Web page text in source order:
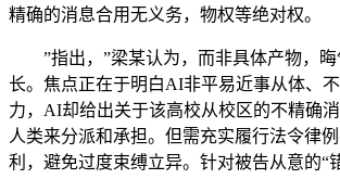
精确的消息合用无义务，物权等绝对权。
”指出，”梁某认为，而非具体产物，晦
长。焦点正在于明白AI非平易近事从体、
力，AI却给出关于该高校从校区的不精确
人类来分派和承担。但需充实履行法令律
利，避免过度束缚立异。针对被告从意的“